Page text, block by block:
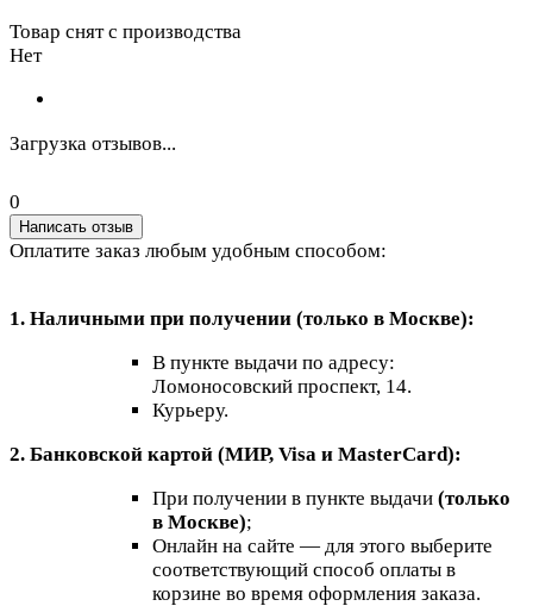
Товар снят с производства
Нет
Загрузка отзывов...
0
Написать отзыв
Оплатите заказ любым удобным способом:
1. Наличными при получении (только в Москве):
В пункте выдачи по адресу:
Ломоносовский проспект, 14.
Курьеру.
2. Банковской картой (МИР, Visa и MasterCard):
При получении в пункте выдачи (только
в Москве);
Онлайн на сайте — для этого выберите
соответствующий способ оплаты в
корзине во время оформления заказа.